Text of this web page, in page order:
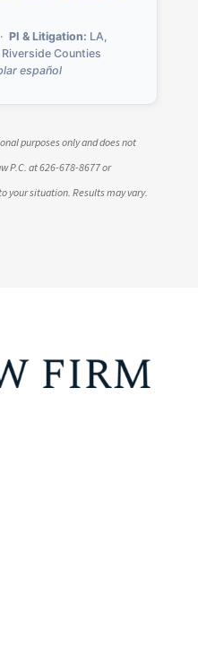
PI & Litigation: LA,
Counties
español
purposes only and does not
P.C. at 626-678-8677 or
your situation. Results may vary.